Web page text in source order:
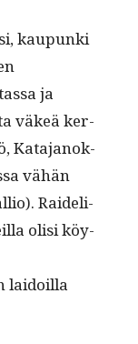
kaupun­ki
ja
väkeä ker­
Kata­janok­
vähän
Raideli­
olisi köy­
laidoil­la